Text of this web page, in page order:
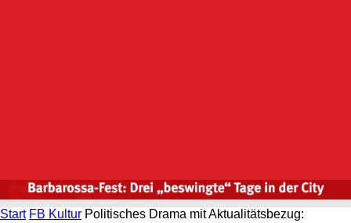
Start FB Kultur Politisches Drama mit Aktualitätsbezug: